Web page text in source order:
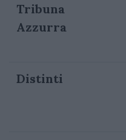
Tribuna
Azzurra
Distinti